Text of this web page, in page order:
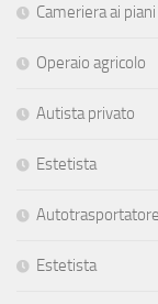
Cameriera ai piani
Operaio agricolo
Autista privato
Estetista
Autotrasportatore
Estetista